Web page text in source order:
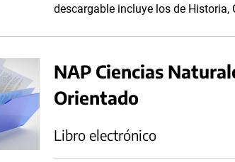
descargable incluye los de Historia,
NAP Ciencias
Orientado
Libro electrónico